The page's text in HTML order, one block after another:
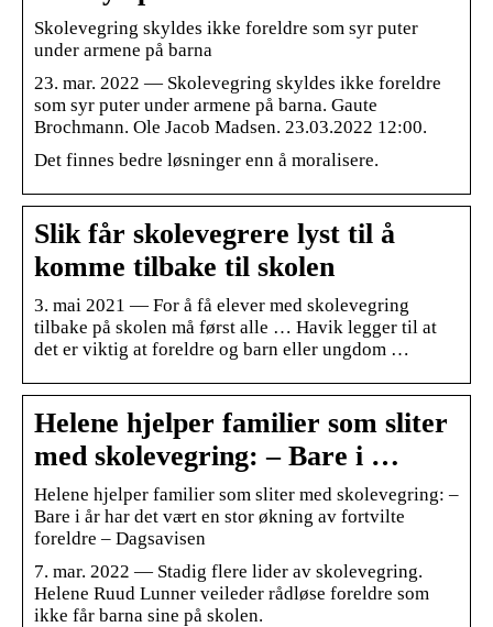
Skolevegring skyldes ikke foreldre som syr puter
under armene på barna
23. mar. 2022 — Skolevegring skyldes ikke foreldre
som syr puter under armene på barna. Gaute
Brochmann. Ole Jacob Madsen. 23.03.2022 12:00.
Det finnes bedre løsninger enn å moralisere.
Slik får skolevegrere lyst til å
komme tilbake til skolen
3. mai 2021 — For å få elever med skolevegring
tilbake på skolen må først alle … Havik legger til at
det er viktig at foreldre og barn eller ungdom …
Helene hjelper familier som sliter
med skolevegring: – Bare i …
Helene hjelper familier som sliter med skolevegring: –
Bare i år har det vært en stor økning av fortvilte
foreldre – Dagsavisen
7. mar. 2022 — Stadig flere lider av skolevegring.
Helene Ruud Lunner veileder rådløse foreldre som
ikke får barna sine på skolen.